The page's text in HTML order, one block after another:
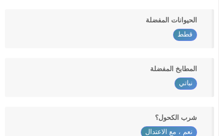
الحيوانات المفضلة
قطط
المطابخ المفضلة
نباتي
شرب الكحول؟
نعم ، مع الاعتدال